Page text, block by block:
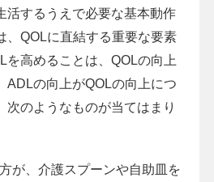
活するうえで必要な基本動作
、QOLに直結する重要な要素
を高めることは、QOLの向上
ADLの向上がQOLの向上につ
次のようなものが当てはまり
が、介護スプーンや自助皿を